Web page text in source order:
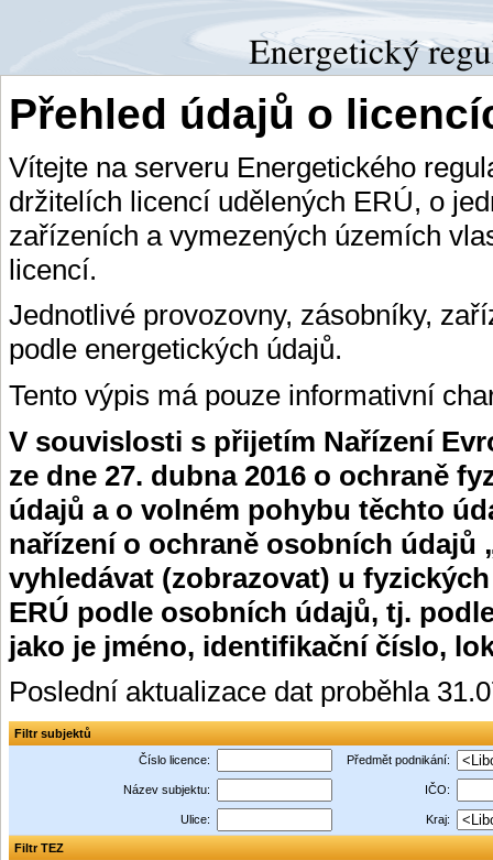
Přehled údajů o
Vítejte na serveru Energetického
držitelích licencí udělených ERÚ, o
zařízeních a vymezených územích
licencí.
Jednotlivé provozovny, zásobníky,
podle energetických údajů.
Tento výpis má pouze informativní
V souvislosti s přijetím Nařízení
ze dne 27. dubna 2016 o ochraně
údajů a o volném pohybu těchto
nařízení o ochraně osobních údajů
vyhledávat (zobrazovat) u
ERÚ podle osobních údajů, tj.
jako je jméno, identifikační číslo,
Poslední aktualizace dat proběhla
Filtr subjektů
Číslo licence:
Předmět podnikání:
Název subjektu: IČO:
Ulice: Kraj:
Filtr TEZ